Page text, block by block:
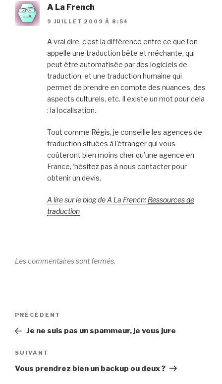
A La French
9 JUILLET 2009 À 8:54
A vrai dire, c’est la différence entre ce que l’on
appelle une traduction bête et méchante, qui
peut être automatisée par des logiciels de
traduction, et une traduction humaine qui
permet de prendre en compte des nuances, des
aspects culturels, etc. Il existe un mot pour cela
: la localisation.
Tout comme Régis, je conseille les agences de
traduction situées à l’étranger qui vous
coûteront bien moins cher qu’une agence en
France, ‘hésitez pas à nous contacter pour
obtenir un devis.
A lire sur le blog de A La French: Ressources de
traduction
Les commentaires sont fermés.
Navigation
l’article
Article
précédent
PRÉCÉDENT
Je ne suis pas un spammeur, je vous jure
Article
suivant
SUIVANT
Vous prendrez bien un backup ou deux ?